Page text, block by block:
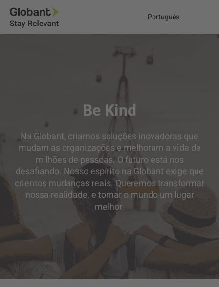
Português
Be Kind
Na Globant, criamos soluções inovadoras que
mudam as organizações e melhoram a vida de
milhões de pessoas. O futuro está nos
desafiando. Nosso espírito na Globant exige que
criemos mudanças reais. Queremos transformar
nossa realidade, e tornar o mundo um lugar
melhor.